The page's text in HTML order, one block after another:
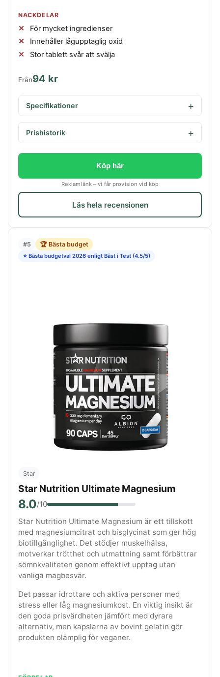
NACKDELAR
För mycket ingredienser
Innehåller lågupptaglig oxid
Stor tablett svår att svälja
Från94 kr
Specifikationer
Prishistorik
Köp här
Reklamlänk – vi får provision vid köp
Läs hela recensionen
#5 🏆 Bästa budget
⭐ Bästa budgetval 2026 enligt Bäst i Test (4.5/5)
Star
Star Nutrition Ultimate Magnesium
8.0/10
Star Nutrition Ultimate Magnesium är ett tillskott
med magnesiumcitrat och bisglycinat som ger hög
biotillgänglighet. Det stödjer muskelhälsa,
motverkar trötthet och utmattning samt förbättrar
sömnkvaliteten genom effektivt upptag utan
vanliga magbesvär.
Det passar idrottare och aktiva personer med
stress eller låg magnesiumkost. En viktig insikt är
den goda prisvärdheten jämfört med dyrare
alternativ, men kapslarna av bovint gelatin gör
produkten olämplig för veganer.